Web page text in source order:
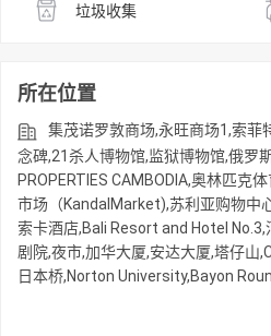
垃圾收集
所在位置
集茂诺罗敦商场,永旺商场1,索菲
念碑,21杀人博物馆,监狱博物馆,俄罗
PROPERTIES CAMBODIA,奥林匹克
市场（KandalMarket),苏利亚购物中
索卡酒店,Bali Resort and Hotel
剧院,夜市,加华大厦,安达大厦,塔仔山
日本桥,Norton University,Bayon